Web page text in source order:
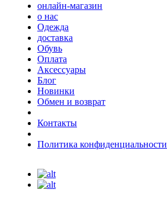
онлайн-магазин
о нас
Одежда
доставка
Обувь
Оплата
Аксессуары
Блог
Новинки
Обмен и возврат
Контакты
Политика конфиденциальности